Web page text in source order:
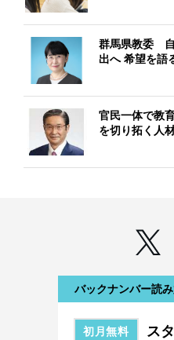
群馬県教委 自
出へ 希望を語
官民一体で教
を切り拓く人
バックナンバー読
初月無料 ス